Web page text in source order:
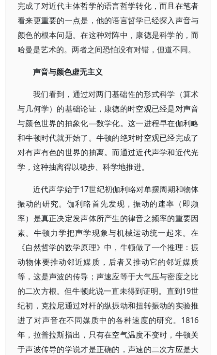
完成了对近代主体哲学的语言哲学转化，而且在笔者
看来更重要的一点是，他的语言哲学已经探入声音与
颜色的根本问题。在这种对阵中，康德是科学的，而
哈曼是艺术的。两者之间恐怕没有对错，但道不同。
声音与颜色虚无主义
我们看到，通过对两门基础性的形式科学（算术
与几何学）的基础论证，康德的时空观已经是对声音
与颜色世界的抽象化—数学化。这一进程早在伽利略
和牛顿时代就开始了。牛顿的绝对时空观已经完成了
对有声有色的世界的抽离。而通过近代声学和近代光
学，这种抽离得以稳步、科学地推进。
近代声学始于17世纪初伽利略对单摆周期和物体
振动的研究。伽利略首先发现，振动的速率（即频
率）是真正决定发声体所产生的律音之频率的重要因
素。牛顿力学把声学现象与机械运动统一起来。在
《自然哲学的数学原理》中，牛顿做了一个推理：振
动物体要推动邻近媒质，后者又推动它的邻近媒质
等，这是声波的传导；声速应等于大气压与密度之比
的二次方根。但牛顿此说一直未得到证明。直到19世
纪初，克拉尼通过对杆的纵振动和扭转振动的实验推
进了对声音在不同媒质中的各种速度的研究。1816
年，拉普拉斯指出，只有在空气温度不变时，牛顿关
于声波传导的学说才是正确的，声速的二次方应是大